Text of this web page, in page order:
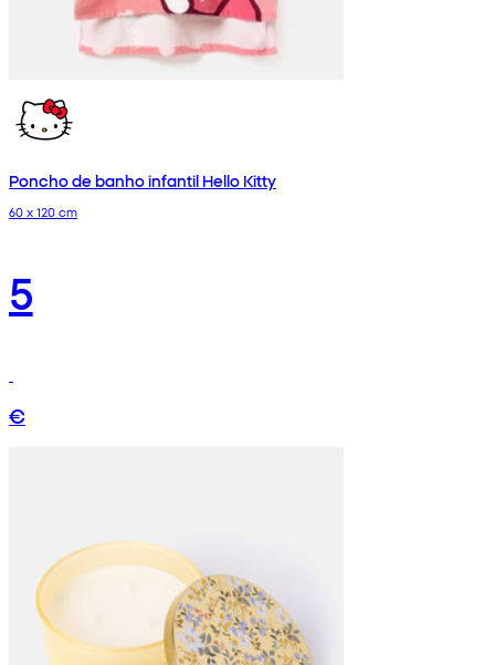
Poncho de banho infantil Hello Kitty
60 x 120 cm
5
€